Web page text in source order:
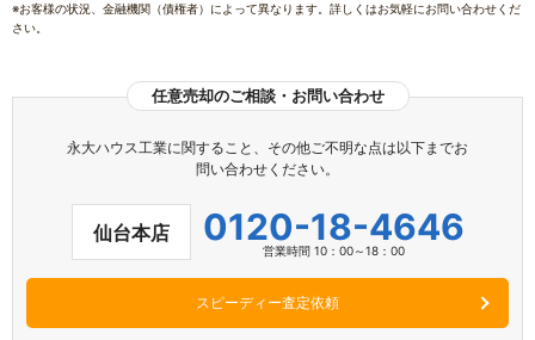
※お客様の状況、金融機関（債権者）によって異なります。詳しくはお気軽にお問い合わせくだ
さい。
任意売却のご相談・お問い合わせ
永大ハウス工業に関すること、その他ご不明な点は以下までお
問い合わせください。
0120-18-4646
営業時間 10：00～18：00
仙台本店
スピーディー査定依頼